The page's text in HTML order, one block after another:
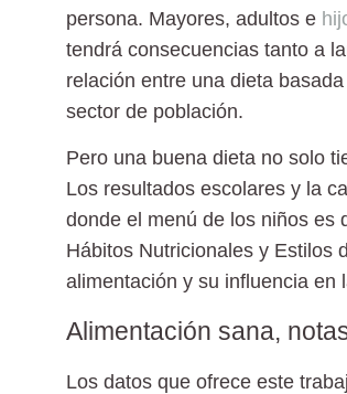
persona. Mayores, adultos e
tendrá consecuencias tanto a
relación entre una dieta
sector de población.
Pero una buena dieta no solo
Los resultados escolares y la
donde el menú de los niños es
Hábitos Nutricionales y Estilos
alimentación y su influencia en
Alimentación sana,
Los datos que ofrece este